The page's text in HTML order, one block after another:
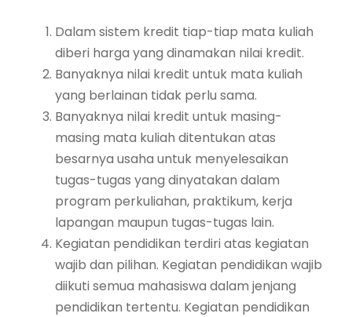
Dalam sistem kredit tiap-tiap mata kuliah
diberi harga yang dinamakan nilai kredit.
Banyaknya nilai kredit untuk mata kuliah
yang berlainan tidak perlu sama.
Banyaknya nilai kredit untuk masing-
masing mata kuliah ditentukan atas
besarnya usaha untuk menyelesaikan
tugas-tugas yang dinyatakan dalam
program perkuliahan, praktikum, kerja
lapangan maupun tugas-tugas lain.
Kegiatan pendidikan terdiri atas kegiatan
wajib dan pilihan. Kegiatan pendidikan wajib
diikuti semua mahasiswa dalam jenjang
pendidikan tertentu. Kegiatan pendidikan